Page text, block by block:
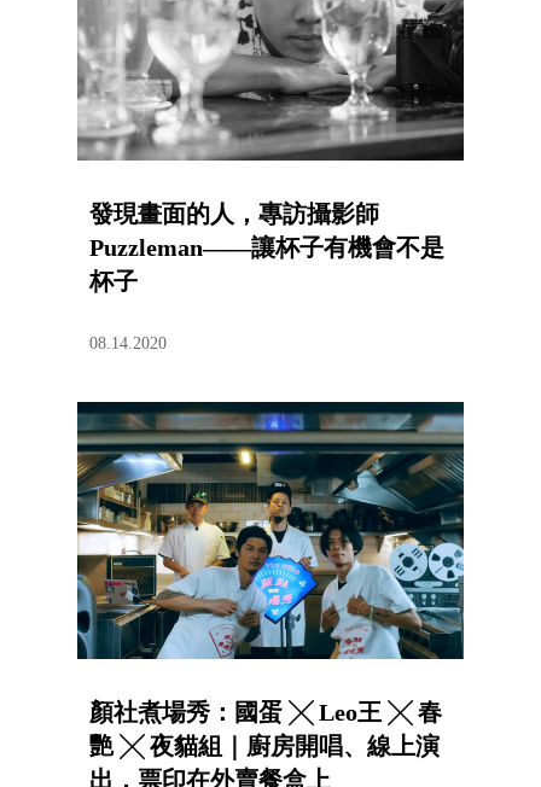
發現畫面的人，專訪攝影師
Puzzleman——讓杯子有機會不是
杯子
08.14.2020
顏社煮場秀：國蛋 ╳ Leo王 ╳ 春
艷 ╳ 夜貓組｜廚房開唱、線上演
出，票印在外賣餐盒上